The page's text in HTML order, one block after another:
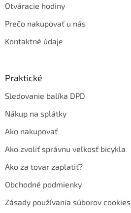
Otváracie hodiny
Prečo nakupovať u nás
Kontaktné údaje
Praktické
Sledovanie balíka DPD
Nákup na splátky
Ako nakupovať
Ako zvoliť správnu veľkosť bicykla
Ako za tovar zaplatiť?
Obchodné podmienky
Zásady používania súborov cookies